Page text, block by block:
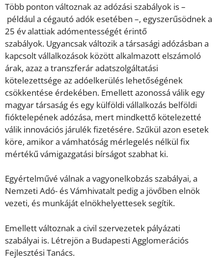
Több ponton változnak az adózási szabályok is –
például a cégautó adók esetében –, egyszerűsödnek a
25 év alattiak adómentességét érintő
szabályok. Ugyancsak változik a társasági adózásban a
kapcsolt vállalkozások között alkalmazott elszámoló
árak, azaz a transzferár adatszolgáltatási
kötelezettsége az adóelkerülés lehetőségének
csökkentése érdekében. Emellett azonossá válik egy
magyar társaság és egy külföldi vállalkozás belföldi
fióktelepének adózása, mert mindkettő kötelezetté
válik innovációs járulék fizetésére. Szűkül azon esetek
köre, amikor a vámhatóság mérlegelés nélkül fix
mértékű vámigazgatási bírságot szabhat ki.
Egyértelművé válnak a vagyonelkobzás szabályai, a
Nemzeti Adó- és Vámhivatalt pedig a jövőben elnök
vezeti, és munkáját elnökhelyettesek segítik.
Emellett változnak a civil szervezetek pályázati
szabályai is. Létrejön a Budapesti Agglomerációs
Fejlesztési Tanács.